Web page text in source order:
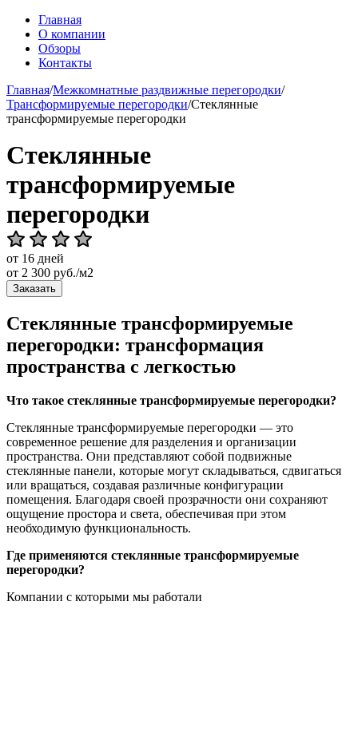
Главная
О компании
Обзоры
Контакты
Главная/Межкомнатные раздвижные перегородки/
Трансформируемые перегородки/Стеклянные
трансформируемые перегородки
Стеклянные
трансформируемые
перегородки
от 16 дней
от 2 300 руб./м2
Заказать
Стеклянные трансформируемые
перегородки: трансформация
пространства с легкостью
Что такое стеклянные трансформируемые перегородки?
Стеклянные трансформируемые перегородки — это
современное решение для разделения и организации
пространства. Они представляют собой подвижные
стеклянные панели, которые могут складываться, сдвигаться
или вращаться, создавая различные конфигурации
помещения. Благодаря своей прозрачности они сохраняют
ощущение простора и света, обеспечивая при этом
необходимую функциональность.
Где применяются стеклянные трансформируемые
перегородки?
Компании с которыми мы работали